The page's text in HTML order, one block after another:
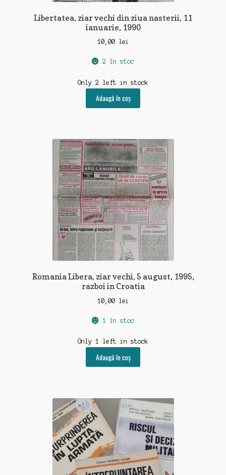
Libertatea, ziar vechi din ziua nasterii, 11
ianuarie, 1990
10,00 lei
2 în stoc
Only 2 left in stock
Adaugă în coș
Romania Libera, ziar vechi, 5 august, 1995,
razboi in Croatia
10,00 lei
1 în stoc
Only 1 left in stock
Adaugă în coș